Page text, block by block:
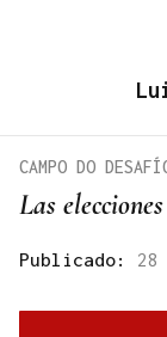
Las
CAMPO DO
Publicado: 28